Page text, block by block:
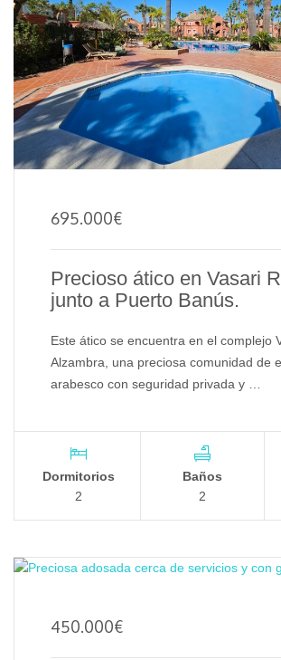
695.000€
Precioso ático en Vasari
junto a Puerto Banús.
Este ático se encuentra en el complejo
Alzambra, una preciosa comunidad de
arabesco con seguridad privada y …
Dormitorios
2
Baños
2
450.000€